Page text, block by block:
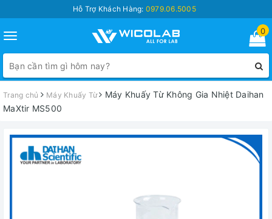
Hỗ Trợ Khách Hàng: 0979.06.5005
Toggle
navigation
0
Trang chủ Máy Khuấy Từ
Máy Khuấy Từ Không Gia Nhiệt Daihan
MaXtir MS500